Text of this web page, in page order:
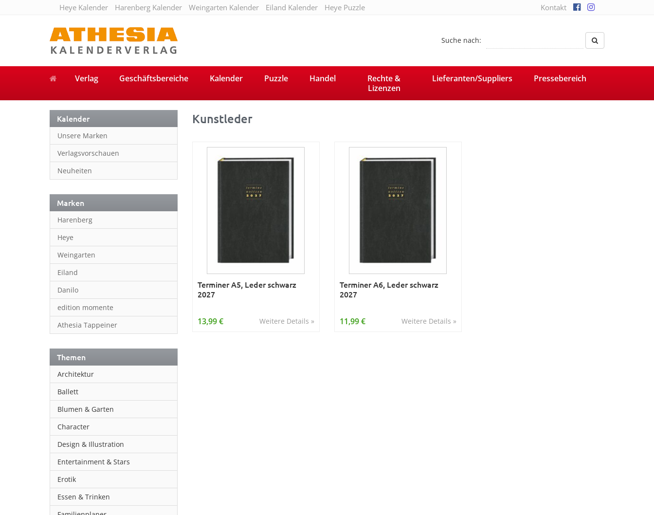
Heye Kalender Harenberg Kalender Weingarten Kalender Eiland Kalender Heye Puzzle Kontakt
Suche nach:
Verlag Geschäftsbereiche Kalender Puzzle Handel
Rechte &
Lizenzen
Lieferanten/Suppliers Pressebereich
Kalender
Unsere Marken
Verlagsvorschauen
Neuheiten
Marken
Harenberg
Heye
Weingarten
Eiland
Danilo
edition momente
Athesia Tappeiner
Themen
Architektur
Ballett
Blumen & Garten
Character
Design & Illustration
Entertainment & Stars
Erotik
Essen & Trinken
Kunstleder
Terminer A5, Leder schwarz
2027
Weitere Details »
13,99 €
Terminer A6, Leder schwarz
2027
Weitere Details »
11,99 €